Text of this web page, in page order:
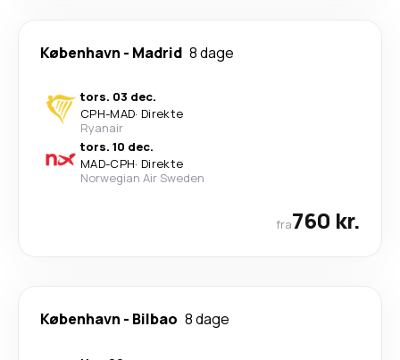
København - Madrid 8 dage
tors. 03 dec.
CPH-MAD· Direkte
Ryanair
tors. 10 dec.
MAD-CPH· Direkte
Norwegian Air Sweden
fra760 kr.
København - Bilbao 8 dage